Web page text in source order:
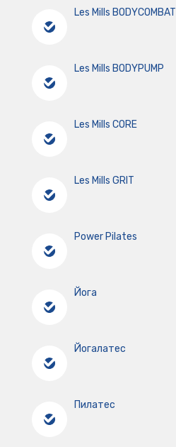
Les Mills BODYCOMBAT
Les Mills BODYPUMP
Les Mills CORE
Les Mills GRIT
Power Pilates
Йога
Йогалатес
Пилатес